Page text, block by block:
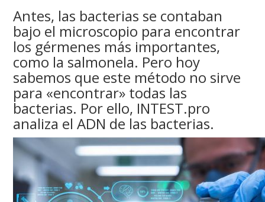
Antes, las bacterias se contaban
bajo el microscopio para encontrar
los gérmenes más importantes,
como la salmonela. Pero hoy
sabemos que este método no sirve
para «encontrar» todas las
bacterias. Por ello, INTEST.pro
analiza el ADN de las bacterias.